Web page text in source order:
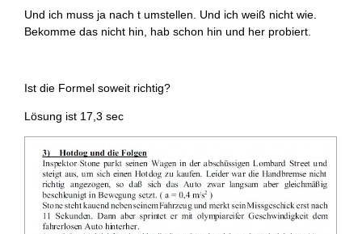
Und ich muss ja nach t umstellen. Und ich weiß nicht wie.
Bekomme das nicht hin, hab schon hin und her probiert.
Ist die Formel soweit richtig?
Lösung ist 17,3 sec